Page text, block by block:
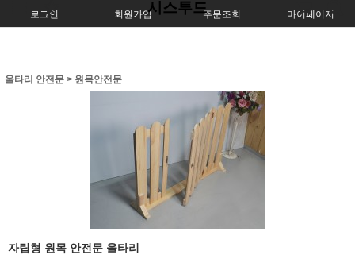
로그인 회원가입 주문조회 마이페이지
시스투드
울타리 안전문 > 원목안전문
자립형 원목 안전문 울타리